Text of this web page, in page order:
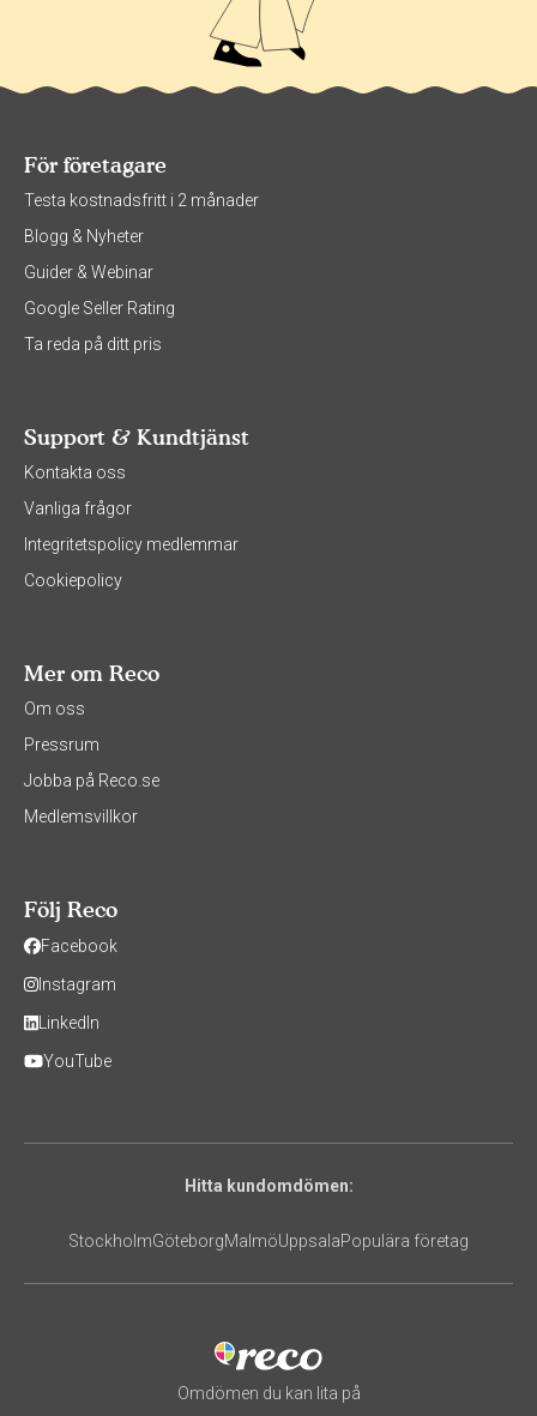
För företagare
Testa kostnadsfritt i 2 månader
Blogg & Nyheter
Guider & Webinar
Google Seller Rating
Ta reda på ditt pris
Support & Kundtjänst
Kontakta oss
Vanliga frågor
Integritetspolicy medlemmar
Cookiepolicy
Mer om Reco
Om oss
Pressrum
Jobba på Reco.se
Medlemsvillkor
Följ Reco
Facebook
Instagram
LinkedIn
YouTube
Hitta kundomdömen:
StockholmGöteborgMalmöUppsalaPopulära företag
Omdömen du kan lita på